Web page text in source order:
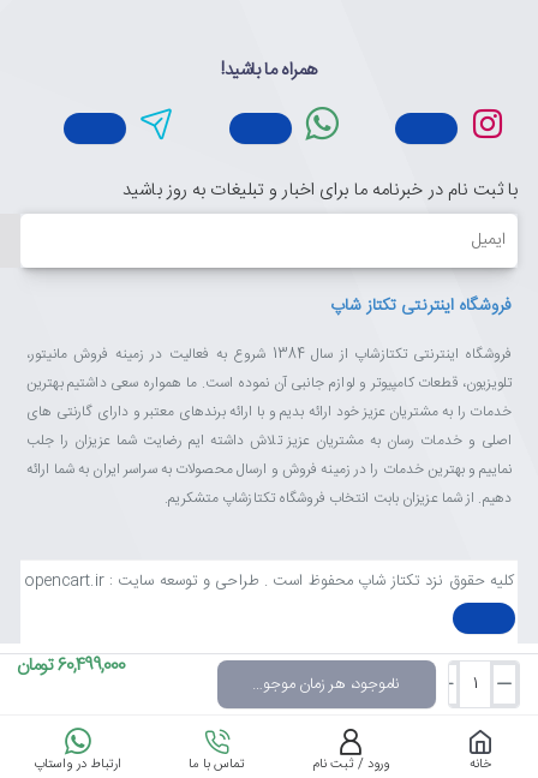
خانه ورود / ثبت نام تماس با ما ارتباط در واستاپ
ناموجود، هر زمان موجود شد خبرم کن
60,499,000 تومان
همراه ما باشید!
با ثبت نام در خبرنامه ما برای اخبار و تبلیغات به روز باشید
ایمیل
فروشگاه اینترنتی تکتاز شاپ
فروشگاه اینترنتی تکتازشاپ از سال 1384 شروع به فعالیت در زمینه فروش مانیتور،
تلویزیون، قطعات کامپیوتر و لوازم جانبی آن نموده است. ما همواره سعی داشتیم بهترین
خدمات را به مشتریان عزیز خود ارائه بدیم و با ارائه برندهای معتبر و دارای گارنتی های
اصلی و خدمات رسان به مشتریان عزیز تلاش داشته ایم رضایت شما عزیزان را جلب
نماییم و بهترین خدمات را در زمینه فروش و ارسال محصولات به سراسر ایران به شما ارائه
دهیم. از شما عزیزان بابت انتخاب فروشگاه تکتازشاپ متشکریم.
کلیه حقوق نزد تکتاز شاپ محفوظ است . طراحی و توسعه سایت : opencart.ir